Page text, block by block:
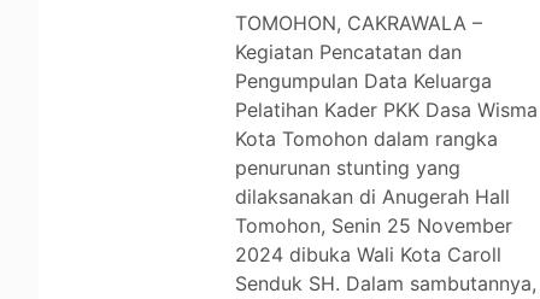
TOMOHON, CAKRAWALA –
Kegiatan Pencatatan dan
Pengumpulan Data Keluarga
Pelatihan Kader PKK Dasa Wisma
Kota Tomohon dalam rangka
penurunan stunting yang
dilaksanakan di Anugerah Hall
Tomohon, Senin 25 November
2024 dibuka Wali Kota Caroll
Senduk SH. Dalam sambutannya,